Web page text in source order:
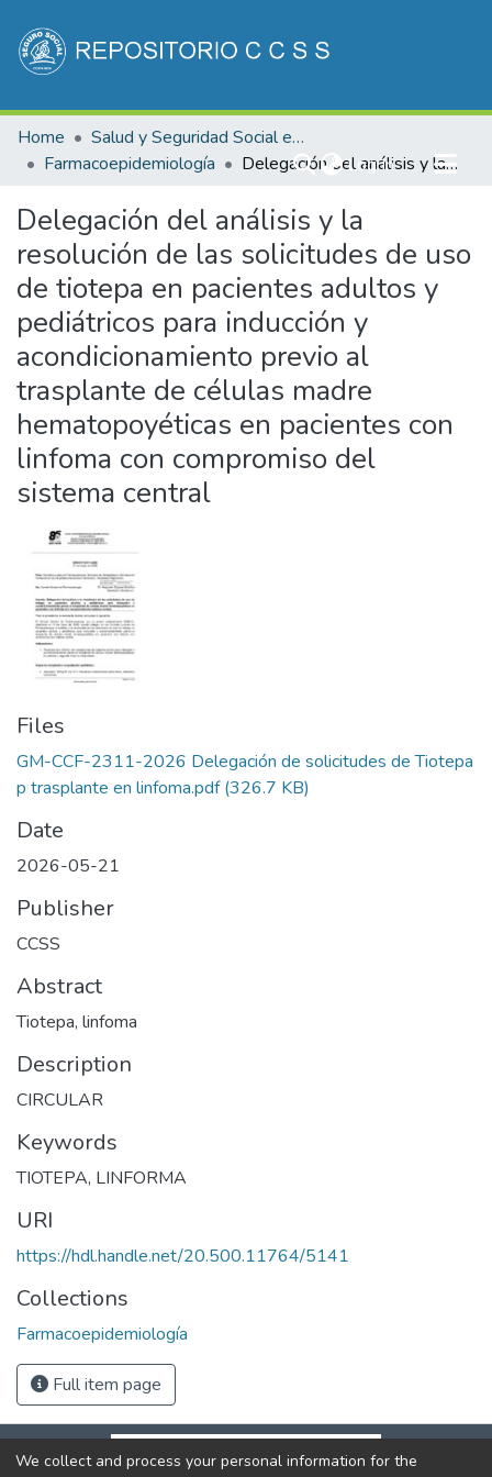
Log In(current)
Communities & Collections
All of DSpace
Home
Salud y Seguridad Social en Costa Rica
Farmacoepidemiología
Delegación del análisis y la resolución de las solicitudes de uso de tiotepa en pacientes adultos y pediátricos para inducción y acondicionamiento previo al trasplante de células madre hematopoyéticas en pacientes con linfoma con compromiso del sistema central
Delegación del análisis y la
resolución de las solicitudes de uso
de tiotepa en pacientes adultos y
pediátricos para inducción y
acondicionamiento previo al
trasplante de células madre
hematopoyéticas en pacientes con
linfoma con compromiso del
sistema central
Files
GM-CCF-2311-2026 Delegación de solicitudes de Tiotepa
p trasplante en linfoma.pdf(326.7 KB)
Date
2026-05-21
Publisher
CCSS
Abstract
Tiotepa, linfoma
Description
CIRCULAR
Keywords
TIOTEPA, LINFORMA
URI
https://hdl.handle.net/20.500.11764/5141
Collections
Farmacoepidemiología
Full item page
We collect and process your personal information for the